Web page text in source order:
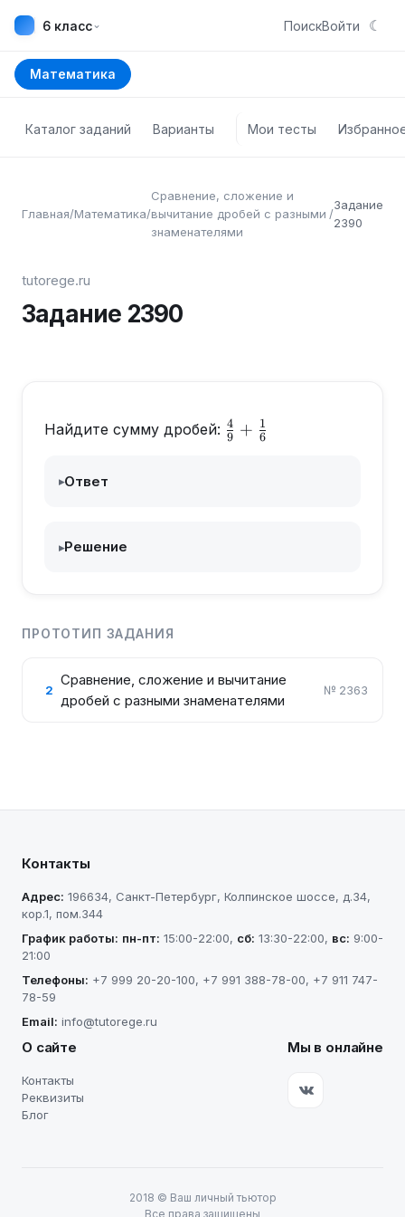
6 класс⌄ ПоискВойти ☾
Математика
Каталог заданий Варианты Мои тесты
Главная/Математика/
Сравнение, сложение и
вычитание дробей с разными
знаменателями
/
Задание
2390
tutorege.ru
Задание 2390
Найдите сумму дробей: \frac{4}
9
4 + 6
1
▸Ответ
▸Решение
ПРОТОТИП ЗАДАНИЯ
2
Сравнение, сложение и вычитание
дробей с разными знаменателями
№ 2363
Контакты
Адрес: 196634, Санкт-Петербург, Колпинское шоссе, д.34,
кор.1, пом.344
График работы: пн-пт: 15:00-22:00, сб: 13:30-22:00, вс: 9:00-
21:00
Телефоны: +7 999 20-20-100, +7 991 388-78-00, +7 911 747-
78-59
Email: info@tutorege.ru
О сайте
Контакты
Реквизиты
Блог
Мы в онлайне
2018 © Ваш личный тьютор
Все права защищены